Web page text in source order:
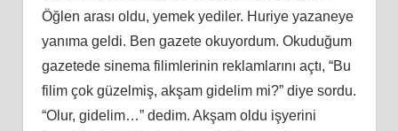
Öğlen arası oldu, yemek yediler. Huriye yazaneye
yanıma geldi. Ben gazete okuyordum. Okuduğum
gazetede sinema filimlerinin reklamlarını açtı, “Bu
filim çok güzelmiş, akşam gidelim mi?” diye sordu.
“Olur, gidelim…” dedim. Akşam oldu işyerini